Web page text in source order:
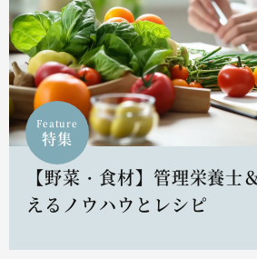
Feature
特集
【野菜・食材】管理栄養士
えるノウハウとレシピ